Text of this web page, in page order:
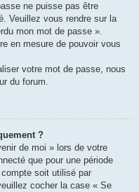
ne puisse pas être
Veuillez vous rendre sur la
mon mot de passe ».
en mesure de pouvoir vous
votre mot de passe, nous
du forum.
?
de moi » lors de votre
que pour une période
soit utilisé par
cocher la case « Se